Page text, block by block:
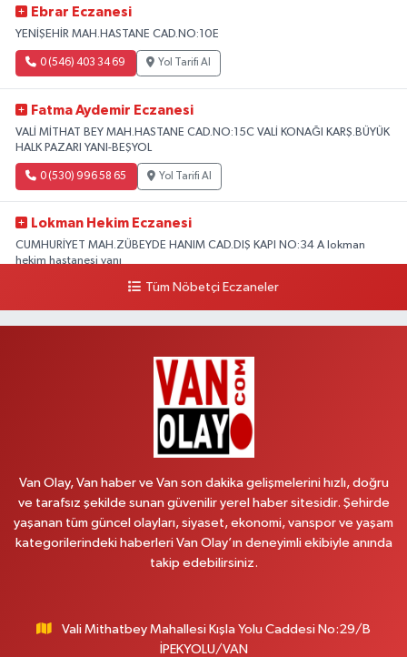
Ebrar Eczanesi
YENİŞEHİR MAH.HASTANE CAD.NO:10E
0 (546) 403 34 69 Yol Tarifi Al
Fatma Aydemir Eczanesi
VALİ MİTHAT BEY MAH.HASTANE CAD.NO:15C VALİ KONAĞI KARŞ.BÜYÜK
HALK PAZARI YANI-BEŞYOL
0 (530) 996 58 65 Yol Tarifi Al
Lokman Hekim Eczanesi
CUMHURİYET MAH.ZÜBEYDE HANIM CAD.DIŞ KAPI NO:34 A lokman
hekim hastanesi yanı
Yol Tarifi Al
Vanyolu Caddesi Yeni Diş Hastanesi Yanı NO:102F
Yol Tarifi Al
CUMHURİYET MAH.KONAK SK.NO:6
0 (530) 442 24 65 Yol Tarifi Al
Yiğit Eczanesi
Tüm Nöbetçi Eczaneler
Van Olay, Van haber ve Van son dakika gelişmelerini hızlı, doğru
ve tarafsız şekilde sunan güvenilir yerel haber sitesidir. Şehirde
yaşanan tüm güncel olayları, siyaset, ekonomi, vanspor ve yaşam
kategorilerindeki haberleri Van Olay’ın deneyimli ekibiyle anında
takip edebilirsiniz.
Vali Mithatbey Mahallesi Kışla Yolu Caddesi No:29/B
İPEKYOLU/VAN